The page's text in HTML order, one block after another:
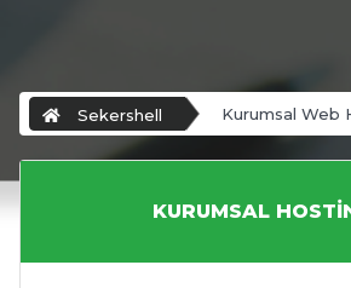
Sekershell Kurumsal Web
KURUMSAL